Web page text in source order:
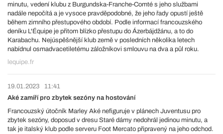
minutu, vedení klubu z Burgundska-Franche-Comté s jeho službami
nadále nepočítá a je vysoce pravděpodobné, že jeho řady opustí ještě
během zimního přestupového období. Podle informací francouzského
deníku L'Équipe je přitom blízko přestupu do Ázerbájdžánu, a to do
Karabachu. Nejúspěšnější klub země v posledních několika letech
nabídnul osmadvacetiletému záložníkovi smlouvu na dva a půl roku.
lequipe.fr
19.01.2023
11:41
Aké zamíří pro zbytek sezóny na hostování
Francouzský útočník Marley Aké nefiguruje v plánech Juventusu pro
zbytek sezóny, doposud v dresu Staré dámy nedohrál jedinou minutu, a
tak je italský klub podle serveru Foot Mercato připravený na jeho odchod.